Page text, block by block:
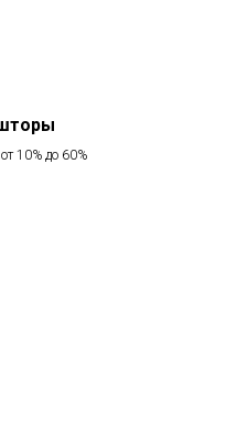
10% до 60%